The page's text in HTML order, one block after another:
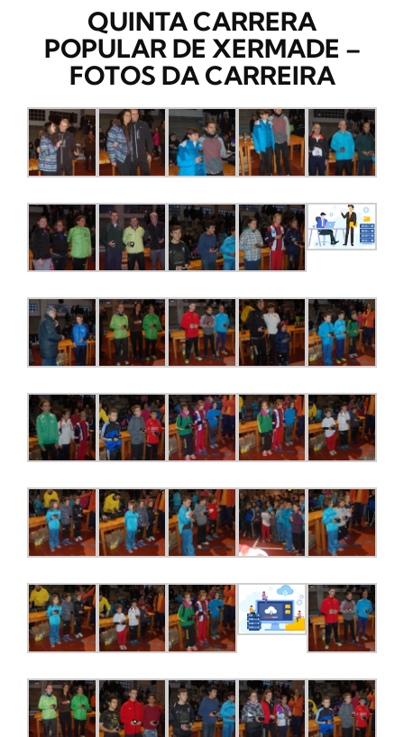
CONTACTOQUINTA CARRERA
POPULAR DE XERMADE –
FOTOS DA CARREIRA